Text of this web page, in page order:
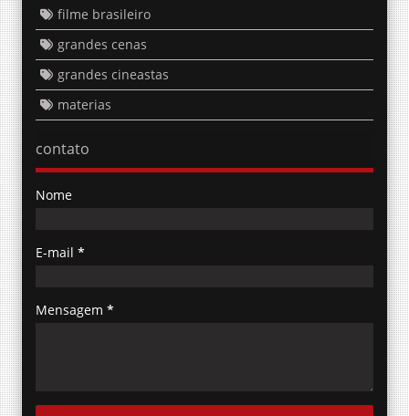
filme brasileiro
grandes cenas
grandes cineastas
materias
contato
Nome
E-mail *
Mensagem *